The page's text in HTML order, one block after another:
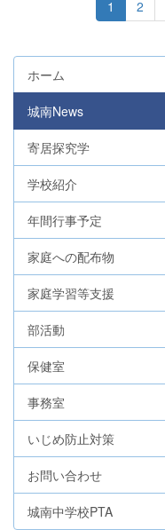
1 2
ホーム
城南News
寄居探究学
学校紹介
年間行事予定
家庭への配布物
家庭学習等支援
部活動
保健室
事務室
いじめ防止対策
お問い合わせ
城南中学校PTA